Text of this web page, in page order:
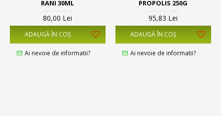
RANI 30ML
80,00 Lei
ADAUGĂ ÎN COŞ
Ai nevoie de informatii?
PROPOLIS 250G
95,83 Lei
ADAUGĂ ÎN COŞ
Ai nevoie de informatii?